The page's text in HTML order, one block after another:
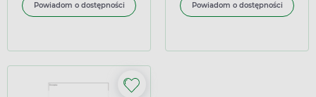
Powiadom o dostępności Powiadom o dostępności